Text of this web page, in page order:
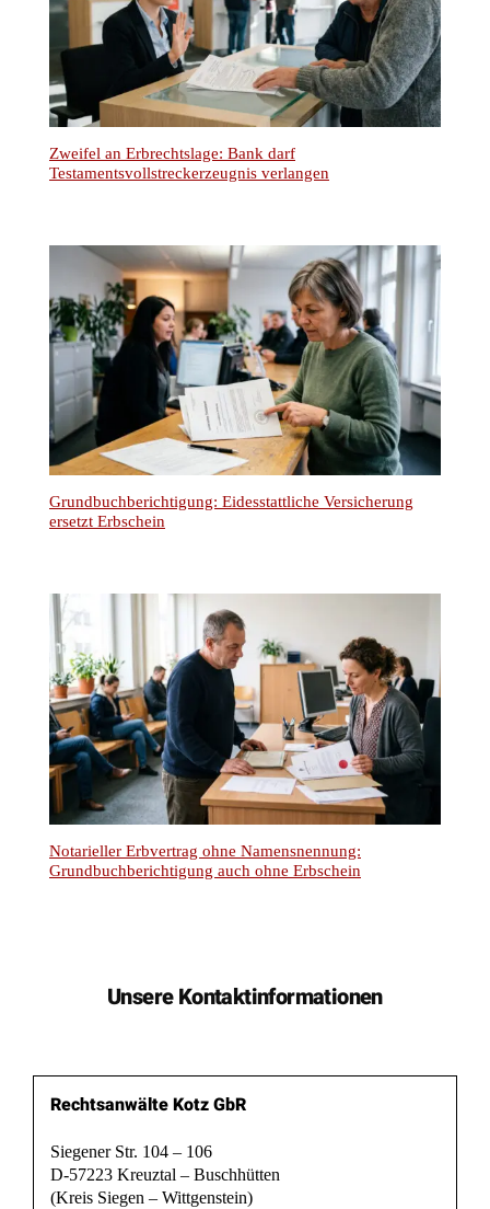
Zweifel an Erbrechtslage: Bank darf
Testamentsvollstreckerzeugnis verlangen
Grundbuchberichtigung: Eidesstattliche Versicherung
ersetzt Erbschein
Notarieller Erbvertrag ohne Namensnennung:
Grundbuchberichtigung auch ohne Erbschein
Unsere Kontaktinformationen
Rechtsanwälte Kotz GbR
Siegener Str. 104 – 106
D-57223 Kreuztal – Buschhütten
(Kreis Siegen – Wittgenstein)